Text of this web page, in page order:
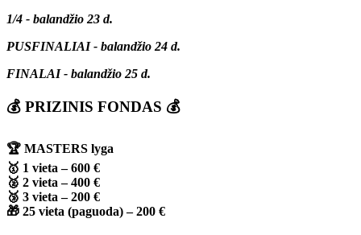
1/4 - balandžio 23 d.
PUSFINALIAI - balandžio 24 d.
FINALAI - balandžio 25 d.
💰 PRIZINIS FONDAS 💰
🏆 MASTERS lyga
🥇 1 vieta –600 €
🥈 2 vieta –400 €
🥉 3 vieta –200 €
🎁 25 vieta (paguoda) –200 €